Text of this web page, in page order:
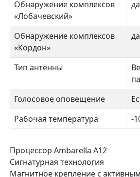
Обнаружение комплексов
«Лобачевский»
да
Обнаружение комплексов
«Кордон»
да
Тип антенны
Голосовое оповещение
Рабочая температура
-
Процессор Ambarella А12
Сигнатурная технология
Магнитное крепление с